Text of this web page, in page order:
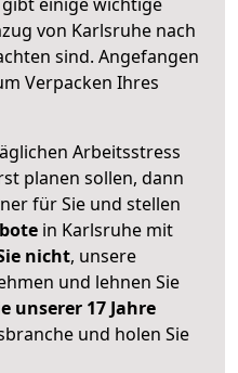
von Karlsruhe nach
sind. Angefangen
Verpacken Ihres
Arbeitsstress
planen sollen, dann
für Sie und stellen
in Karlsruhe mit
nicht, unsere
und lehnen Sie
unserer 17 Jahre
und holen Sie